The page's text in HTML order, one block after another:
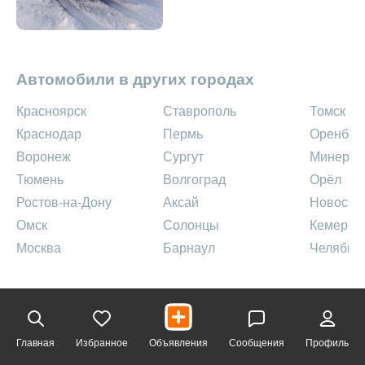
Автомобили в других городах
Красноярск
Краснодар
Воронеж
Тюмень
Ростов-на-Дону
Омск
Москва
Ставрополь
Пермь
Сургут
Волгоград
Аксай
Солонцы
Барнаул
Томск
Орёл
Главная Избранное Объявления Сообщения Профиль